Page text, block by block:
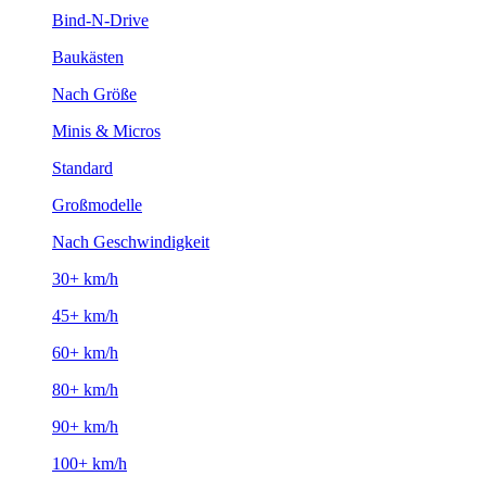
Bind-N-Drive
Baukästen
Nach Größe
Minis & Micros
Standard
Großmodelle
Nach Geschwindigkeit
30+ km/h
45+ km/h
60+ km/h
80+ km/h
90+ km/h
100+ km/h